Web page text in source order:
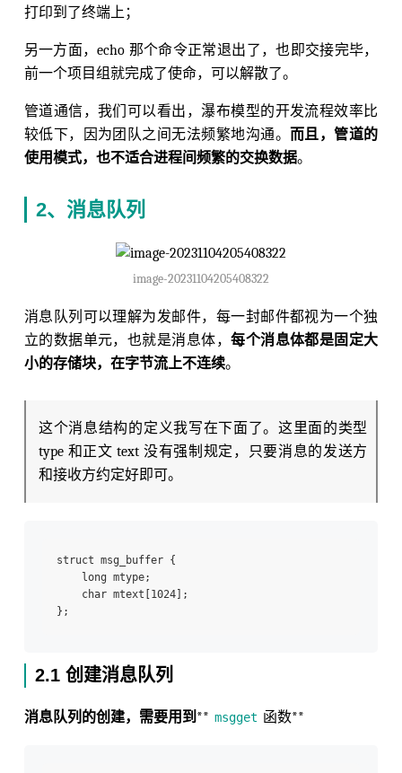
打印到了终端上；
另一方面，echo 那个命令正常退出了，也即交接完毕，
前一个项目组就完成了使命，可以解散了。
管道通信，我们可以看出，瀑布模型的开发流程效率比
较低下，因为团队之间无法频繁地沟通。 而且，管道的
使用模式，也不适合进程间频繁的交换数据。
2、消息队列
image-20231104205408322
消息队列可以理解为发邮件，每一封邮件都视为一个独
立的数据单元，也就是消息体，每个消息体都是固定大
小的存储块，在字节流上不连续。
这个消息结构的定义我写在下面了。这里面的类型
type 和正文 text 没有强制规定，只要消息的发送方
和接收方约定好即可。
struct msg_buffer {
long mtype;
char mtext[1024];
2.1 创建消息队列
消息队列的创建，需要用到** msgget 函数**